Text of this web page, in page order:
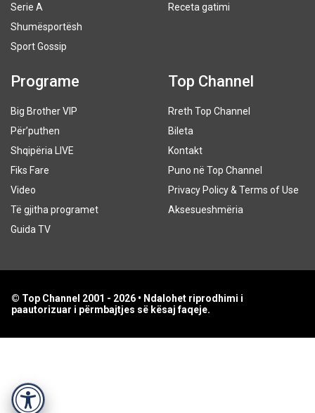
Serie A
Shumësportësh
Sport Gossip
Receta gatimi
Programe
Big Brother VIP
Për’puthen
Shqipëria LIVE
Fiks Fare
Video
Të gjitha programet
Guida TV
Top Channel
Rreth Top Channel
Bileta
Kontakt
Puno në Top Channel
Privacy Policy & Terms of Use
Aksesueshmëria
© Top Channel 2001 - 2026 • Ndalohet riprodhimi i
paautorizuar i përmbajtjes së kësaj faqeje.